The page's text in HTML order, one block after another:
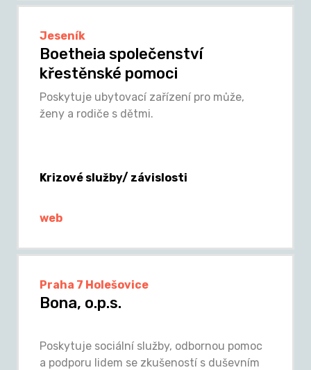
Jeseník
Boetheia společenství
křestěnské pomoci
Poskytuje ubytovací zařízení pro může,
ženy a rodiče s dětmi.
Krizové služby/ závislosti
web
Praha 7 Holešovice
Bona, o.p.s.
Poskytuje sociální služby, odbornou pomoc
a podporu lidem se zkušeností s duševním